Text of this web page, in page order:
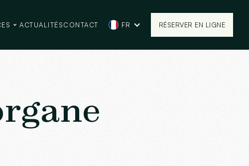
ACTUALITÉSCONTACT FR
RÉSERVER EN LIGNE